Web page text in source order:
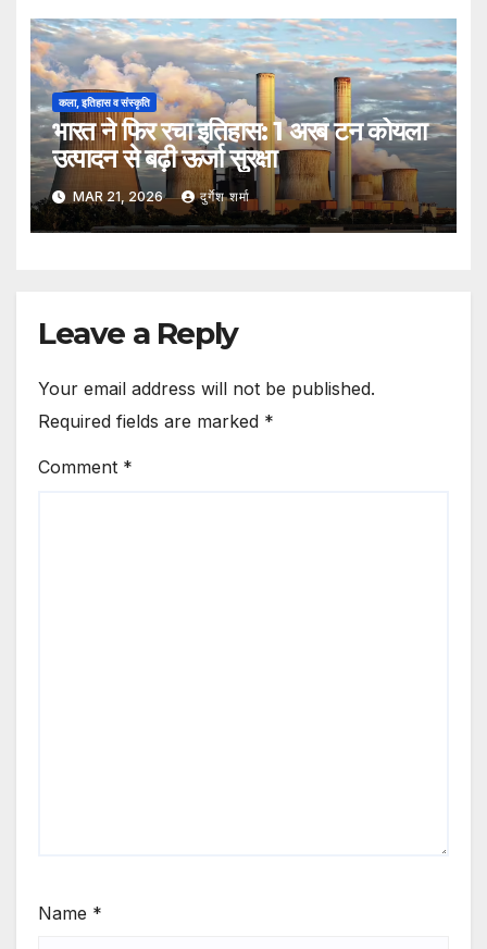
कला, इतिहास व संस्कृति
भारत ने फिर रचा इतिहास: 1 अरब टन कोयला
उत्पादन से बढ़ी ऊर्जा सुरक्षा
MAR 21, 2026 दुर्गेश शर्मा
Leave a Reply
Your email address will not be published.
Required fields are marked *
Comment *
Name *